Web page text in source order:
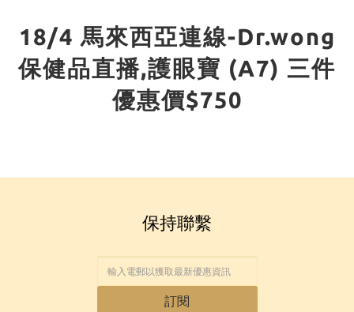
18/4 馬來西亞連線-Dr.wong
保健品直播,護眼寶 (A7) 三件
優惠價$750
保持聯繫
訂閱